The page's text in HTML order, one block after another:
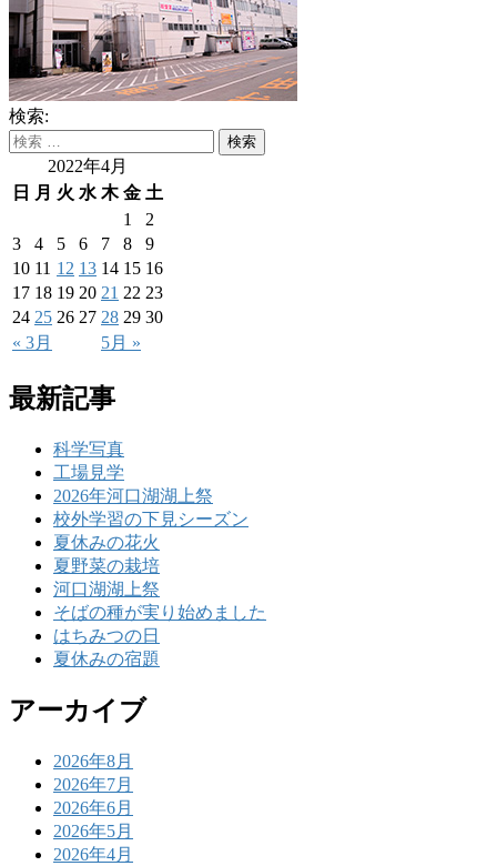
検索:
2022年4月
日
月 火 水 木 金 土
« 3月 5月 »
1
2
3
4 5 6 7 8
9
10 11 12 13 14 15 16
17 18 19 20 21 22 23
24 25 26 27 28 29 30
最新記事
科学写真
工場見学
2026年河口湖湖上祭
校外学習の下見シーズン
夏休みの花火
夏野菜の栽培
河口湖湖上祭
そばの種が実り始めました
はちみつの日
夏休みの宿題
アーカイブ
2026年8月
2026年7月
2026年6月
2026年5月
2026年4月